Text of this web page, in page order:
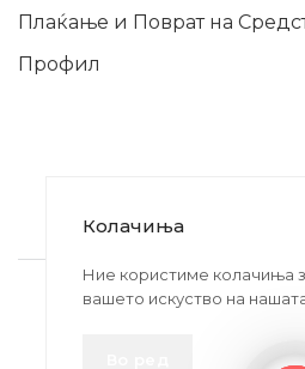
Плаќање и Поврат на
Профил
2020-2024 © MB
БРАМИТ
Колачиња
Ние користиме колачиња
вашето искуство на